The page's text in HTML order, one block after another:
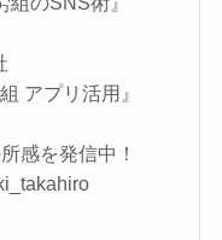
アプリ活用』
感を発信中！